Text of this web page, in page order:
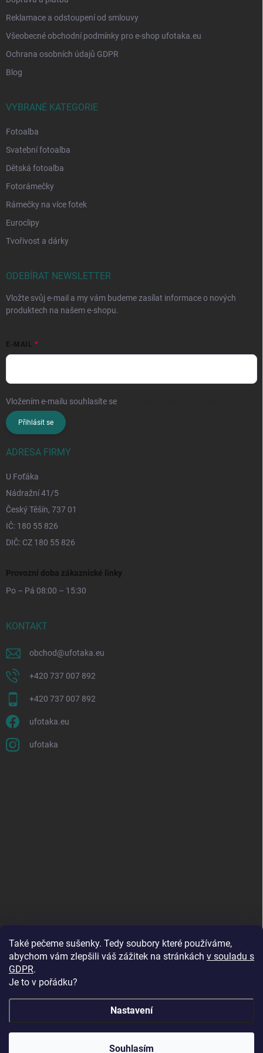
Také pečeme sušenky. Tedy soubory které používáme,
abychom vám zlepšili váš zážitek na stránkách v souladu s
GDPR.
Je to v pořádku?
Nastavení
Souhlasím
🔥 Vinylová alba ve slevě až -68 %! Dopřejte svým
Reklamace a odstoupení od smlouvy
Všeobecné obchodní podmínky pro e-shop ufotaka.eu
Ochrana osobních údajů GDPR
Blog
VYBRANÉ KATEGORIE
Fotoalba
Svatební fotoalba
Dětská fotoalba
Fotorámečky
Rámečky na více fotek
Euroclipy
Tvořivost a dárky
ODEBÍRAT NEWSLETTER
Vložte svůj e-mail a my vám budeme zasílat informace o nových
produktech na našem e-shopu.
E-MAIL
Vložením e-mailu souhlasíte se
Přihlásit se
ADRESA FIRMY
U Foťáka
Nádražní 41/5
Český Těšín, 737 01
IČ: 180 55 826
DIČ: CZ 180 55 826
Provozní doba zákaznické linky
Po – Pá 08:00 – 15:30
KONTAKT
obchod@ufotaka.eu
+420 737 007 892
+420 737 007 892
ufotaka.eu
ufotaka
U Foťáka . Všechna práva vyhrazena.